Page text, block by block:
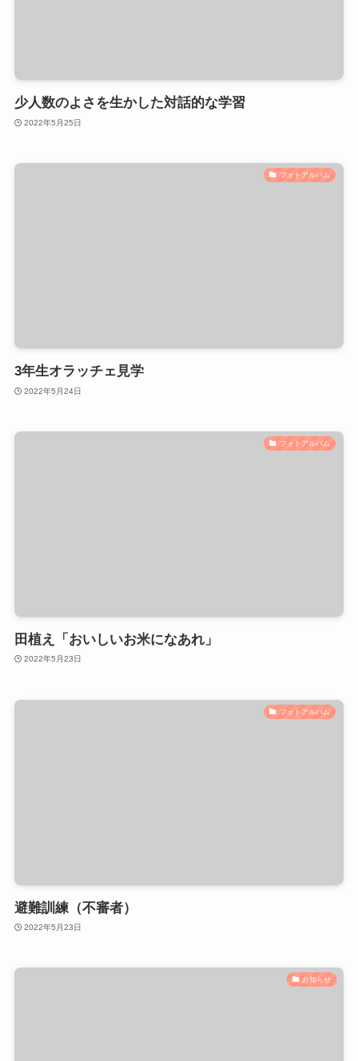
少人数のよさを生かした対話的な学習
2022年5月25日
フォトアルバム
3年生オラッチェ見学
2022年5月24日
フォトアルバム
田植え「おいしいお米になあれ」
2022年5月23日
フォトアルバム
避難訓練（不審者）
2022年5月23日
お知らせ